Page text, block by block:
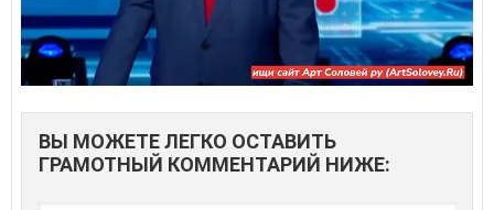
ВЫ МОЖЕТЕ ЛЕГКО ОСТАВИТЬ
ГРАМОТНЫЙ КОММЕНТАРИЙ НИЖЕ: